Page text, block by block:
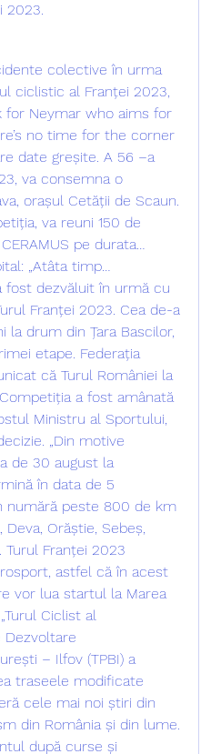
2023.
colective în urma
ciclistic al Franței 2023,
for Neymar who aims for
no time for the corner
date greșite. A 56 –a
va consemna o
orașul Cetății de Scaun.
va reuni 150 de
pe durata…
„Atâta timp…
fost dezvăluit în urmă cu
Franței 2023. Cea de-a
la drum din Țara Bascilor,
etape. Federația
că Turul României la
a fost amânată
Ministru al Sportului,
„Din motive
de 30 august la
în data de 5
numără peste 800 de km
Orăștie, Sebeș,
Turul Franței 2023
astfel că în acest
vor lua startul la Marea
Ciclist al
Dezvoltare
– Ilfov (TPBI) a
traseele modificate
cele mai noi știri din
din România și din lume.
după curse și